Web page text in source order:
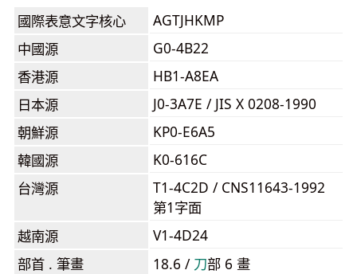
國際表意文字核心
AGTJHKMP
中國源
G0-4B22
香港源
HB1-A8EA
日本源
J0-3A7E / JIS X 0208-1990
朝鮮源
KP0-E6A5
韓國源
K0-616C
台灣源
T1-4C2D / CNS11643-1992
第1字面
越南源
V1-4D24
部首 . 筆畫
18.6 / ⼑部 6 畫